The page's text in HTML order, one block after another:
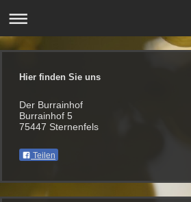
Hier finden Sie uns
Der Burrainhof
Burrainhof 5
75447 Sternenfels
Teilen